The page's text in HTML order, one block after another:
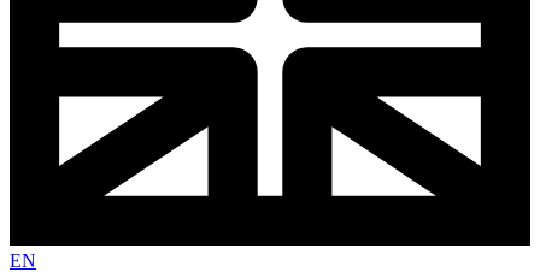
EN